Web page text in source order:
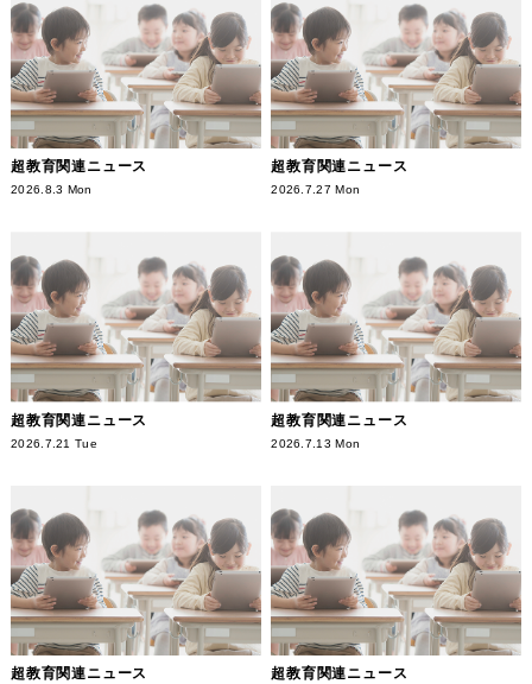
超教育関連ニュース
2026.8.3 Mon
超教育関連ニュース
2026.7.27 Mon
超教育関連ニュース
2026.7.21 Tue
超教育関連ニュース
2026.7.13 Mon
超教育関連ニュース 超教育関連ニュース